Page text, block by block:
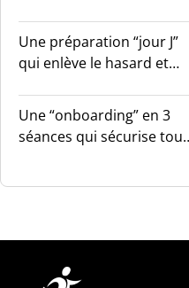
Une préparation “jour J”
qui enlève le hasard et
Une “onboarding” en 3
séances qui sécurise tout